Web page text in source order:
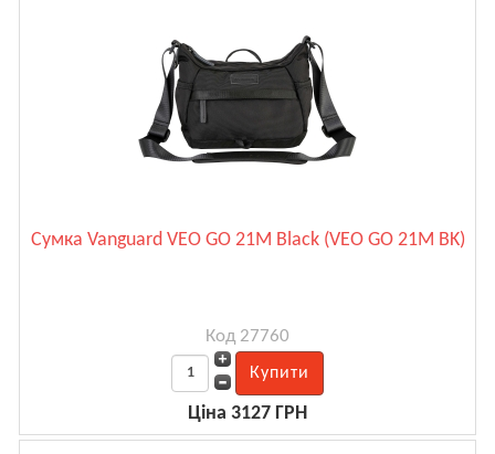
Сумка Vanguard VEO GO 21M Black (VEO GO 21M BK)
Код 27760
Ціна 3127 ГРН